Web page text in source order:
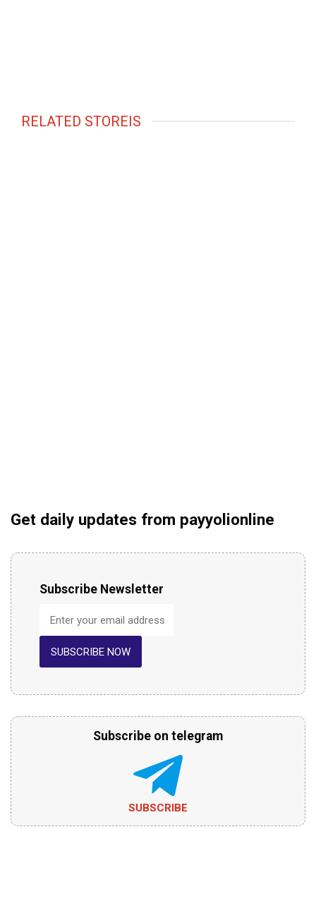
RELATED STOREIS
Get daily updates from payyolionline
Subscribe Newsletter
SUBSCRIBE NOW
Subscribe on telegram
SUBSCRIBE